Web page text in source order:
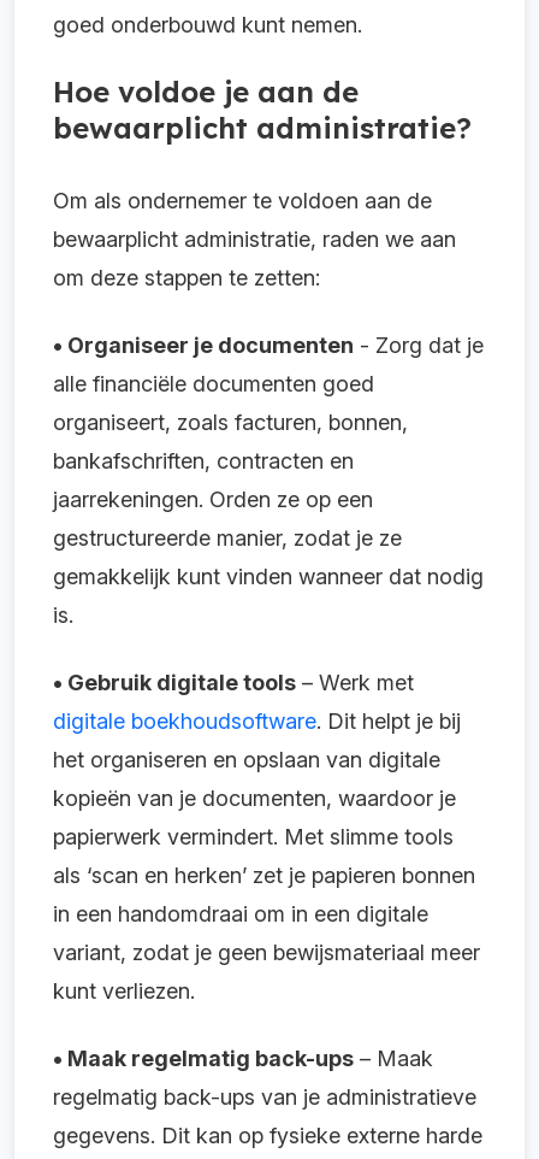
goed onderbouwd kunt nemen.
Hoe voldoe je aan de
bewaarplicht administratie?
Om als ondernemer te voldoen aan de
bewaarplicht administratie, raden we aan
om deze stappen te zetten:
• Organiseer je documenten - Zorg dat je
alle financiële documenten goed
organiseert, zoals facturen, bonnen,
bankafschriften, contracten en
jaarrekeningen. Orden ze op een
gestructureerde manier, zodat je ze
gemakkelijk kunt vinden wanneer dat nodig
is.
• Gebruik digitale tools – Werk met
digitale boekhoudsoftware. Dit helpt je bij
het organiseren en opslaan van digitale
kopieën van je documenten, waardoor je
papierwerk vermindert. Met slimme tools
als ‘scan en herken’ zet je papieren bonnen
in een handomdraai om in een digitale
variant, zodat je geen bewijsmateriaal meer
kunt verliezen.
• Maak regelmatig back-ups – Maak
regelmatig back-ups van je administratieve
gegevens. Dit kan op fysieke externe harde